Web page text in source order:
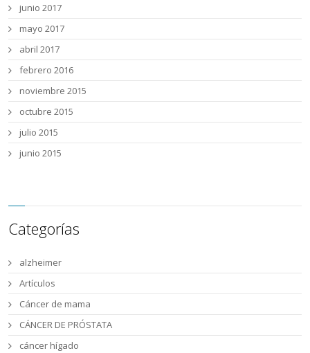
junio 2017
mayo 2017
abril 2017
febrero 2016
noviembre 2015
octubre 2015
julio 2015
junio 2015
Categorías
alzheimer
Artículos
Cáncer de mama
CÁNCER DE PRÓSTATA
cáncer hígado